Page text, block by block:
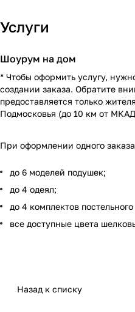
Услуги
Шоурум на дом
* Чтобы оформить услугу,
создании заказа. Обратите
предоставляется только
Подмосковья (до 10 км от
При оформлении одного
до 6 моделей подушек;
до 4 одеял;
до 4 комплектов постельного
все доступные цвета
Назад к списку